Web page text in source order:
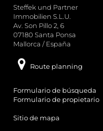
r
Steffek und Partner
Immobilien S.L.U.
Av. Son Pillo 2, 6
07180 Santa Ponsa
Mallorca / España
Route planning
Formulario de búsqueda
Formulario de propietario
Sitio de mapa